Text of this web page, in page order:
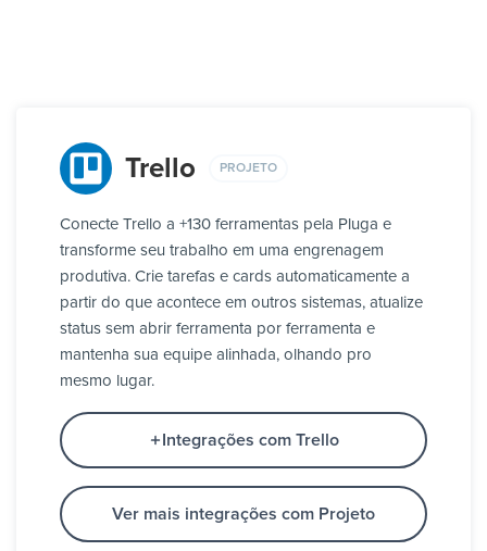
Trello PROJETO
Conecte Trello a +130 ferramentas pela Pluga e
transforme seu trabalho em uma engrenagem
produtiva. Crie tarefas e cards automaticamente a
partir do que acontece em outros sistemas, atualize
status sem abrir ferramenta por ferramenta e
mantenha sua equipe alinhada, olhando pro
mesmo lugar.
Integrações com Trello
Ver mais integrações com Projeto